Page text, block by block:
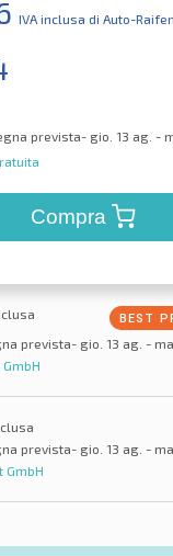
IVA inclusa di Auto-
prevista- gio. 13 ag. -
Compra
prevista- gio. 13 ag. -
prevista- gio. 13 ag. -
GmbH